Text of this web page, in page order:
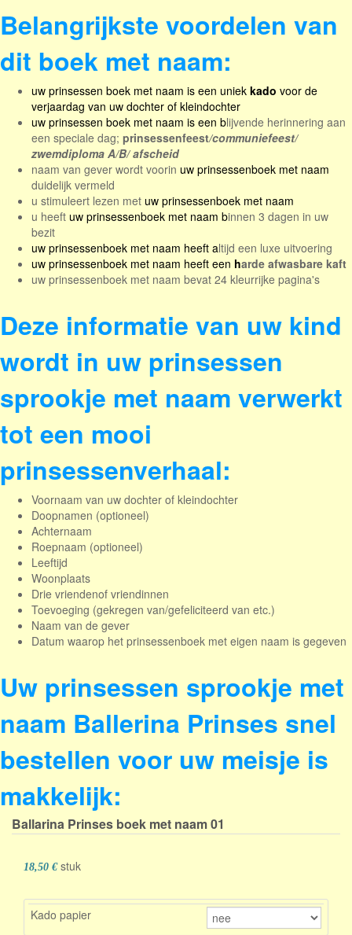
Belangrijkste voordelen van
dit boek met naam:
uw prinsessen boek met naam is een uniek kado voor de
verjaardag van uw dochter of kleindochter
uw prinsessen boek met naam is een blijvende herinnering aan
een speciale dag; prinsessenfeest/communiefeest/
zwemdiploma A/B/ afscheid
naam van gever wordt voorin uw prinsessenboek met naam
duidelijk vermeld
u stimuleert lezen met uw prinsessenboek met naam
u heeft uw prinsessenboek met naam binnen 3 dagen in uw
bezit
uw prinsessenboek met naam heeft altijd een luxe uitvoering
uw prinsessenboek met naam heeft een harde afwasbare kaft
uw prinsessenboek met naam bevat 24 kleurrijke pagina's
Deze informatie van uw kind
wordt in uw prinsessen
sprookje met naam verwerkt
tot een mooi
prinsessenverhaal:
Voornaam van uw dochter of kleindochter
Doopnamen (optioneel)
Achternaam
Roepnaam (optioneel)
Leeftijd
Woonplaats
Drie vriendenof vriendinnen
Toevoeging (gekregen van/gefeliciteerd van etc.)
Naam van de gever
Datum waarop het prinsessenboek met eigen naam is gegeven
Uw prinsessen sprookje met
naam Ballerina Prinses snel
bestellen voor uw meisje is
makkelijk:
Ballarina Prinses boek met naam01
18,50 € stuk
Kado papier